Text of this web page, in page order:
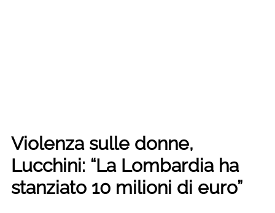
Violenza sulle donne,
Lucchini: “La Lombardia ha
stanziato 10 milioni di euro”